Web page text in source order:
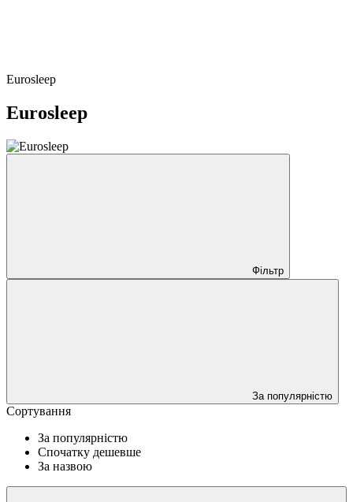
Eurosleep
Eurosleep
Фільтр
За популярністю
Сортування
За популярністю
Спочатку дешевше
За назвою